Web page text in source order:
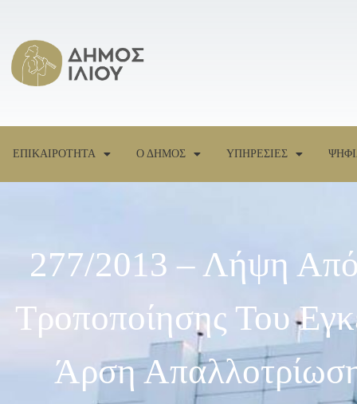
ΕΠΙΚΑΙΡΟΤΗΤΑ Ο ΔΗΜΟΣ ΥΠΗΡΕΣΙΕΣ
277/2013 – Λήψη
Τροποποίησης Του
Άρση